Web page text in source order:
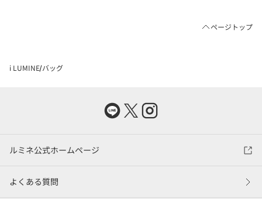
ページトップ
i LUMINE バッグ
ルミネ公式ホームページ
よくある質問